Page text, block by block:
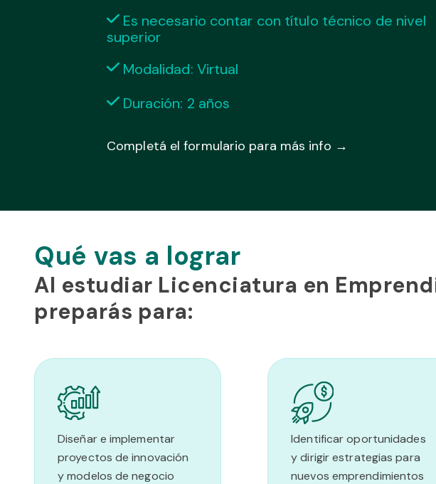
Es necesario contar con título técnico de nivel
superior
Modalidad: Virtual
Duración: 2 años
Completá el formulario para más info →
Qué vas a lograr
Al estudiar Licenciatura en
preparás para:
Diseñar e implementar
proyectos de innovación
y modelos de negocio
Identificar oportunidades
y dirigir estrategias para
nuevos emprendimientos